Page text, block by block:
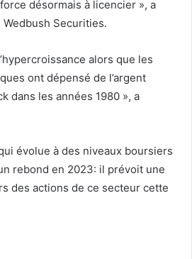
désormais à licencier », a
Securities.
alors que les
ont dépensé de l’argent
dans les années 1980 », a
évolue à des niveaux boursiers
rebond en 2023: il prévoit une
des actions de ce secteur cette